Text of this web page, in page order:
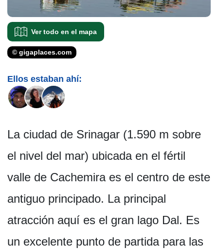
Ver todo en el mapa
© gigaplaces.com
Ellos estaban ahí:
La ciudad de Srinagar (1.590 m sobre
el nivel del mar) ubicada en el fértil
valle de Cachemira es el centro de este
antiguo principado. La principal
atracción aquí es el gran lago Dal. Es
un excelente punto de partida para las